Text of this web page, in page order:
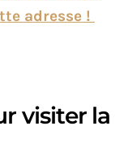
adresse !
visiter la